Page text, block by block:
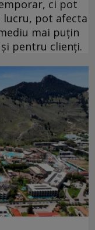
ci pot
lucru, pot afecta
mai puțin
pentru clienți.